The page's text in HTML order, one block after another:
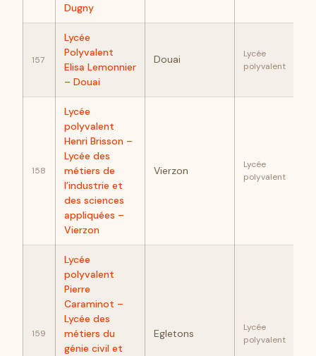
Dugny
157
Lycée
Polyvalent
Elisa Lemonnier
– Douai
Douai
Lycée
polyvalent
158
Lycée
polyvalent
Henri Brisson –
Lycée des
métiers de
l’industrie et
des sciences
appliquées –
Vierzon
Vierzon
Lycée
polyvalent
159
Lycée
polyvalent
Pierre
Caraminot –
Lycée des
métiers du
génie civil et
Egletons
Lycée
polyvalent